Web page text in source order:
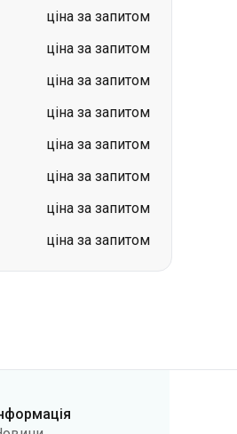
ціна за запитом
ціна за запитом
ціна за запитом
ціна за запитом
ціна за запитом
ціна за запитом
ціна за запитом
ціна за запитом